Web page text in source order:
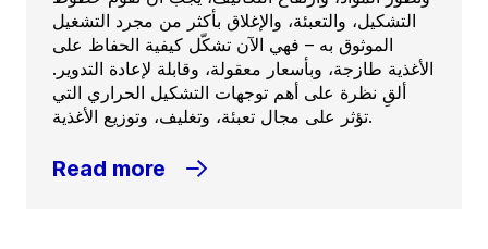
التشكيل، والتعبئة، والإغلاق بأكثر من مجرد التشغيل
الموثوق به – فهي الآن تشكّل كيفية الحفاظ على
الأغذية طازجة، وبأسعار معقولة، وقابلة لإعادة التدوير.
ألقِ نظرة على أهم توجهات التشكيل الحراري التي
تؤثر على مجال تعبئة، وتغليف، وتوزيع الأغذية.
Read more